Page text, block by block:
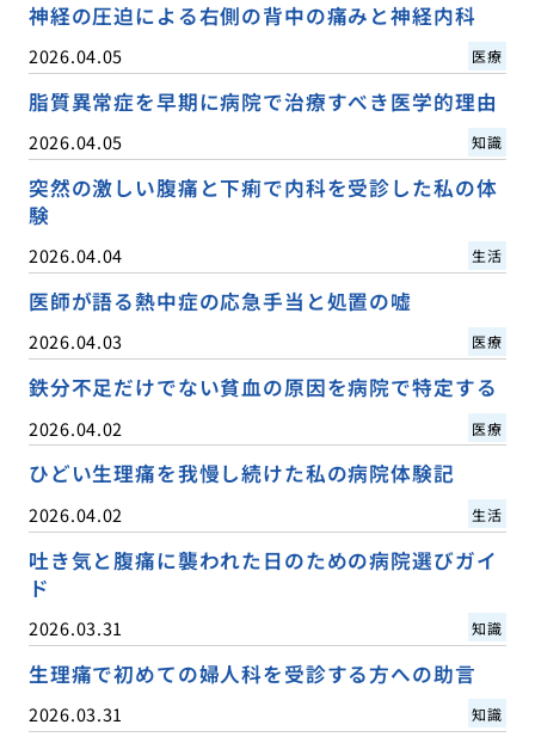
神経の圧迫による右側の背中の痛みと神経内科
2026.04.05 医療
脂質異常症を早期に病院で治療すべき医学的理由
2026.04.05 知識
突然の激しい腹痛と下痢で内科を受診した私の体
験
2026.04.04 生活
医師が語る熱中症の応急手当と処置の嘘
2026.04.03 医療
鉄分不足だけでない貧血の原因を病院で特定する
2026.04.02 医療
ひどい生理痛を我慢し続けた私の病院体験記
2026.04.02 生活
吐き気と腹痛に襲われた日のための病院選びガイ
ド
2026.03.31 知識
生理痛で初めての婦人科を受診する方への助言
2026.03.31 知識